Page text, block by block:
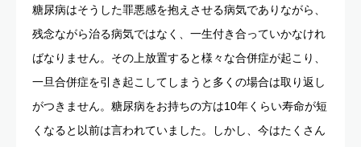
糖尿病はそうした罪悪感を抱えさせる病気でありながら、
残念ながら治る病気ではなく、一生付き合っていかなけれ
ばなりません。その上放置すると様々な合併症が起こり、
一旦合併症を引き起こしてしまうと多くの場合は取り返し
がつきません。糖尿病をお持ちの方は10年くらい寿命が短
くなると以前は言われていました。しかし、今はたくさん